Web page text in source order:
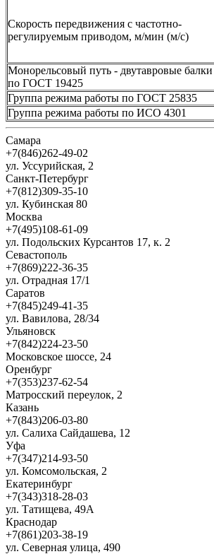
Скорость передвижения с частотно-
регулируемым приводом, м/мин (м/с)
Монорельсовый путь - двутавровые балки
по ГОСТ 19425
Группа режима работы по ГОСТ 25835
Группа режима работы по ИСО 4301
Самара
+7(846)262-49-02
ул. Уссурийская, 2
Санкт-Петербург
+7(812)309-35-10
ул. Кубинская 80
Москва
+7(495)108-61-09
ул. Подольских Курсантов 17, к. 2
Севастополь
+7(869)222-36-35
ул. Отрадная 17/1
Саратов
+7(845)249-41-35
ул. Вавилова, 28/34
Ульяновск
+7(842)224-23-50
Московское шоссе, 24
Оренбург
+7(353)237-62-54
Матросский переулок, 2
Казань
+7(843)206-03-80
ул. Салиха Сайдашева, 12
Уфа
+7(347)214-93-50
ул. Комсомольская, 2
Екатеринбург
+7(343)318-28-03
ул. Татищева, 49А
Краснодар
+7(861)203-38-19
ул. Северная улица, 490